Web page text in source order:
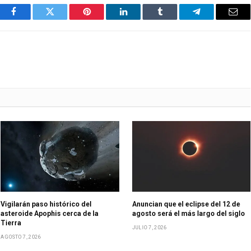
Facebook Twitter Pinterest LinkedIn Tumblr Telegram Email
Vigilarán paso histórico del
asteroide Apophis cerca de la
Tierra
AGOSTO 7, 2026
Anuncian que el eclipse del 12 de
agosto será el más largo del siglo
JULIO 7, 2026